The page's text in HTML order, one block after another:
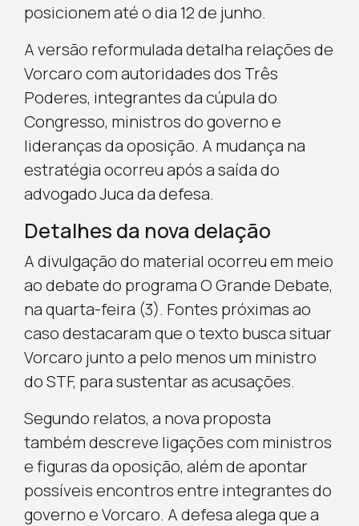
posicionem até o dia 12 de junho.
A versão reformulada detalha relações de
Vorcaro com autoridades dos Três
Poderes, integrantes da cúpula do
Congresso, ministros do governo e
lideranças da oposição. A mudança na
estratégia ocorreu após a saída do
advogado Juca da defesa.
Detalhes da nova delação
A divulgação do material ocorreu em meio
ao debate do programa O Grande Debate,
na quarta-feira (3). Fontes próximas ao
caso destacaram que o texto busca situar
Vorcaro junto a pelo menos um ministro
do STF, para sustentar as acusações.
Segundo relatos, a nova proposta
também descreve ligações com ministros
e figuras da oposição, além de apontar
possíveis encontros entre integrantes do
governo e Vorcaro. A defesa alega que a